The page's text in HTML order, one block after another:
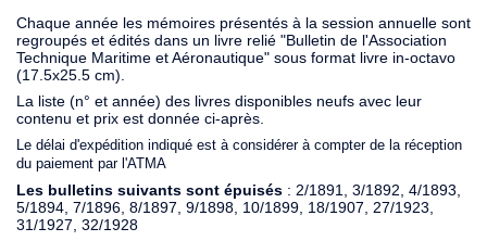
Chaque année les mémoires présentés à la session annuelle sont
regroupés et édités dans un livre relié "Bulletin de l'Association
Technique Maritime et Aéronautique" sous format livre in-octavo
(17.5x25.5 cm).
La liste (n° et année) des livres disponibles neufs avec leur
contenu et prix est donnée ci-après.
Le délai d'expédition indiqué est à considérer à compter de la réception
du paiement par l'ATMA
Les bulletins suivants sont épuisés : 2/1891, 3/1892, 4/1893,
5/1894, 7/1896, 8/1897, 9/1898, 10/1899, 18/1907, 27/1923,
31/1927, 32/1928